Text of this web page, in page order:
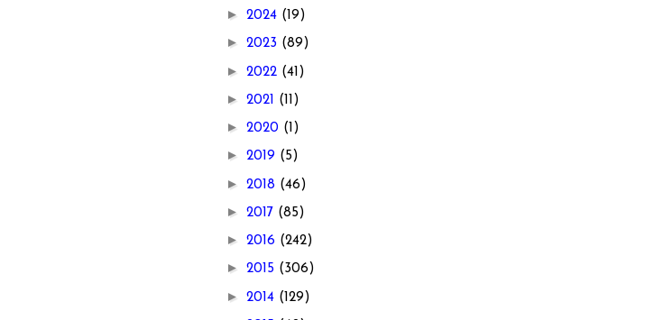
► 2024 (19)
► 2023 (89)
► 2022 (41)
► 2021 (11)
► 2020 (1)
► 2019 (5)
► 2018 (46)
► 2017 (85)
► 2016 (242)
► 2015 (306)
► 2014 (129)